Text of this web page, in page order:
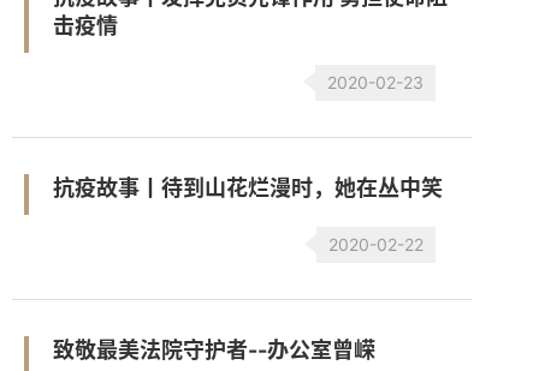
击疫情
2020-02-23
抗疫故事丨待到山花烂漫时，她在丛中笑
2020-02-22
致敬最美法院守护者--办公室曾嵘